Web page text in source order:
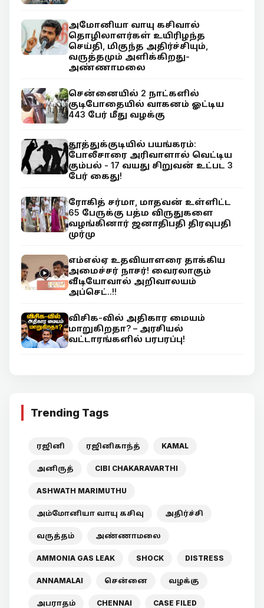
அமோனியா வாயு கசிவால்
தொழிலாளர்கள் உயிரிழந்த
செய்தி, மிகுந்த அதிர்ச்சியும்,
வருத்தமும் அளிக்கிறது-
அண்ணாமலை
சென்னையில் 2 நாட்களில்
குடிபோதையில் வாகனம் ஓட்டிய
443 பேர் மீது வழக்கு
தூத்துக்குடியில் பயங்கரம்:
போலீசாரை அரிவாளால் வெட்டிய
கும்பல் - 17 வயது சிறுவன் உட்பட 3
பேர் கைது!
ரோகித் சர்மா, மாதவன் உள்ளிட்ட
65 பேருக்கு பத்ம விருதுகளை
வழங்கினார் ஜனாதிபதி திரவுபதி
முர்மு
எம்எல்ஏ உதவியாளரை தாக்கிய
அமைச்சர் நாசர்! வைரலாகும்
வீடியோவால் அறிவாலயம்
அப்செட்..!!
விசிக-வில் அதிகார மையம்
மாறுகிறதா? – அரசியல்
வட்டாரங்களில் பரபரப்பு!
Trending Tags
ரஜினி ரஜினிகாந்த் KAMAL
அனிருத் CIBI CHAKARAVARTHI
ASHWATH MARIMUTHU
அம்மோனியா வாயு கசிவு அதிர்ச்சி
வருத்தம் அண்ணாமலை
AMMONIA GAS LEAK SHOCK DISTRESS
ANNAMALAI சென்னை வழக்கு
அபராதம் CHENNAI CASE FILED